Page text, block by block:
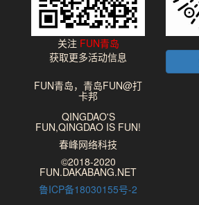
关注 FUN青岛
获取更多活动信息
FUN青岛，青岛FUN@打
卡邦
QINGDAO'S
FUN,QINGDAO IS FUN!
春峰网络科技
©2018-2020
FUN.DAKABANG.NET
鲁ICP备18030155号-2